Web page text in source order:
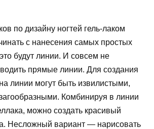
по дизайну ногтей гель-лаком
с нанесения самых простых
будут линии. И совсем не
прямые линии. Для создания
линии могут быть извилистыми,
Комбинируя в линии
можно создать красивый
Несложный вариант — нарисовать